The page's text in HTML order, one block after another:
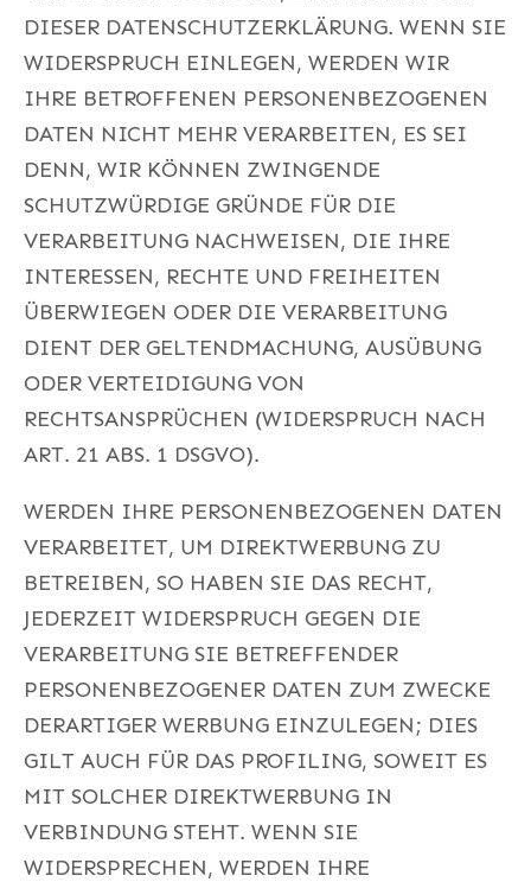
DIESER DATENSCHUTZERKLÄRUNG. WENN SIE
WIDERSPRUCH EINLEGEN, WERDEN WIR
IHRE BETROFFENEN PERSONENBEZOGENEN
DATEN NICHT MEHR VERARBEITEN, ES SEI
DENN, WIR KÖNNEN ZWINGENDE
SCHUTZWÜRDIGE GRÜNDE FÜR DIE
VERARBEITUNG NACHWEISEN, DIE IHRE
INTERESSEN, RECHTE UND FREIHEITEN
ÜBERWIEGEN ODER DIE VERARBEITUNG
DIENT DER GELTENDMACHUNG, AUSÜBUNG
ODER VERTEIDIGUNG VON
RECHTSANSPRÜCHEN (WIDERSPRUCH NACH
ART. 21 ABS. 1 DSGVO).
WERDEN IHRE PERSONENBEZOGENEN DATEN
VERARBEITET, UM DIREKTWERBUNG ZU
BETREIBEN, SO HABEN SIE DAS RECHT,
JEDERZEIT WIDERSPRUCH GEGEN DIE
VERARBEITUNG SIE BETREFFENDER
PERSONENBEZOGENER DATEN ZUM ZWECKE
DERARTIGER WERBUNG EINZULEGEN; DIES
GILT AUCH FÜR DAS PROFILING, SOWEIT ES
MIT SOLCHER DIREKTWERBUNG IN
VERBINDUNG STEHT. WENN SIE
WIDERSPRECHEN, WERDEN IHRE